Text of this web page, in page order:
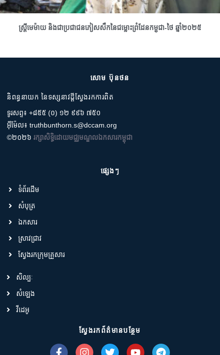
ស្រ្តីមេម៉ាយ និងជាប្រជាជនភៀសសឹកនៃជម្លោះព្រំដែនកម្ពុជា-ថៃ ឆ្នាំ២០២៥
សោម ប៊ុនថន
និពន្ធនាយក នៃទស្សនាវដ្តីស្វែងរកការពិត
ទូរសព្ទ៖ +៨៥៥ (០) ១២ ៩៩៦ ៧៥០
អ៊ីម៉ែល៖ truthbunthorn.s@dccam.org
©២០២៦ រក្សាសិទ្ធិដោយមជ្ឈមណ្ឌលឯកសារកម្ពុជា
ផ្សេងៗ
ទំព័រដើម
សំបុត្រ
ឯកសារ
ស្រាវជ្រាវ
ស្វែងរកក្រុមគ្រួសារ
សិល្បៈ
សំឡេង
វីដេអូ
ស្វែងរកព័ត៌មានបន្ថែម